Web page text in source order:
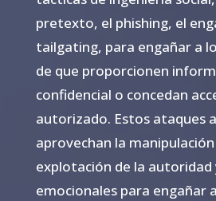
pretexto, el phishing, el
tailgating, para engañar a
de que proporcionen
confidencial o concedan
autorizado. Estos ataques
aprovechan la
explotación de la autoridad
emocionales para engañar